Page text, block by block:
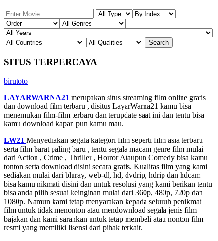
SITUS TERPERCAYA
birutoto
LAYARWARNA21 merupakan situs streaming film online gratis
dan download film terbaru , disitus LayarWarna21 kamu bisa
menemukan film-film terbaru dan terupdate saat ini dan tentu bisa
kamu download kapan pun kamu mau.
LW21 Menyediakan segala kategori film seperti film asia terbaru
serta film barat paling baru , tentu segala macam genre film mulai
dari Action , Crime , Thriller , Horror Ataupun Comedy bisa kamu
tonton serta download disini secara gratis. Kualitas film yang kami
sediakan mulai dari bluray, web-dl, hd, dvdrip, hdrip dan hdcam
bisa kamu nikmati disini dan untuk resolusi yang kami berikan tentu
bisa anda pilih sesuai keinginan mulai dari 360p, 480p, 720p dan
1080p. Namun kami tetap menyarakan kepada seluruh penikmat
film untuk tidak menonton atau mendownload segala jenis film
bajakan dan kami sarankan untuk tetap membeli atau nonton film
resmi yang memiliki lisensi dari pihak terkait.